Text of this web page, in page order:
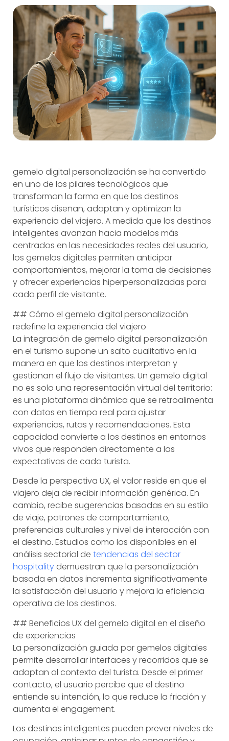
gemelo digital personalización se ha convertido
en uno de los pilares tecnológicos que
transforman la forma en que los destinos
turísticos diseñan, adaptan y optimizan la
experiencia del viajero. A medida que los destinos
inteligentes avanzan hacia modelos más
centrados en las necesidades reales del usuario,
los gemelos digitales permiten anticipar
comportamientos, mejorar la toma de decisiones
y ofrecer experiencias hiperpersonalizadas para
cada perfil de visitante.
## Cómo el gemelo digital personalización
redefine la experiencia del viajero
La integración de gemelo digital personalización
en el turismo supone un salto cualitativo en la
manera en que los destinos interpretan y
gestionan el flujo de visitantes. Un gemelo digital
no es solo una representación virtual del territorio:
es una plataforma dinámica que se retroalimenta
con datos en tiempo real para ajustar
experiencias, rutas y recomendaciones. Esta
capacidad convierte a los destinos en entornos
vivos que responden directamente a las
expectativas de cada turista.
Desde la perspectiva UX, el valor reside en que el
viajero deja de recibir información genérica. En
cambio, recibe sugerencias basadas en su estilo
de viaje, patrones de comportamiento,
preferencias culturales y nivel de interacción con
el destino. Estudios como los disponibles en el
análisis sectorial de tendencias del sector
hospitalitydemuestran que la personalización
basada en datos incrementa significativamente
la satisfacción del usuario y mejora la eficiencia
operativa de los destinos.
## Beneficios UX del gemelo digital en el diseño
de experiencias
La personalización guiada por gemelos digitales
permite desarrollar interfaces y recorridos que se
adaptan al contexto del turista. Desde el primer
contacto, el usuario percibe que el destino
entiende su intención, lo que reduce la fricción y
aumenta el engagement.
Los destinos inteligentes pueden prever niveles de